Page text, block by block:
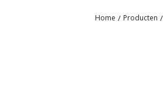
Home Producten